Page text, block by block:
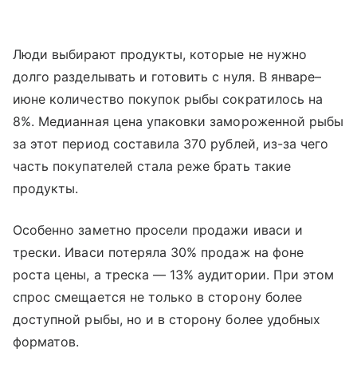
Люди выбирают продукты, которые не нужно
долго разделывать и готовить с нуля. В январе–
июне количество покупок рыбы сократилось на
8%. Медианная цена упаковки замороженной рыбы
за этот период составила 370 рублей, из-за чего
часть покупателей стала реже брать такие
продукты.
Особенно заметно просели продажи иваси и
трески. Иваси потеряла 30% продаж на фоне
роста цены, а треска — 13% аудитории. При этом
спрос смещается не только в сторону более
доступной рыбы, но и в сторону более удобных
форматов.